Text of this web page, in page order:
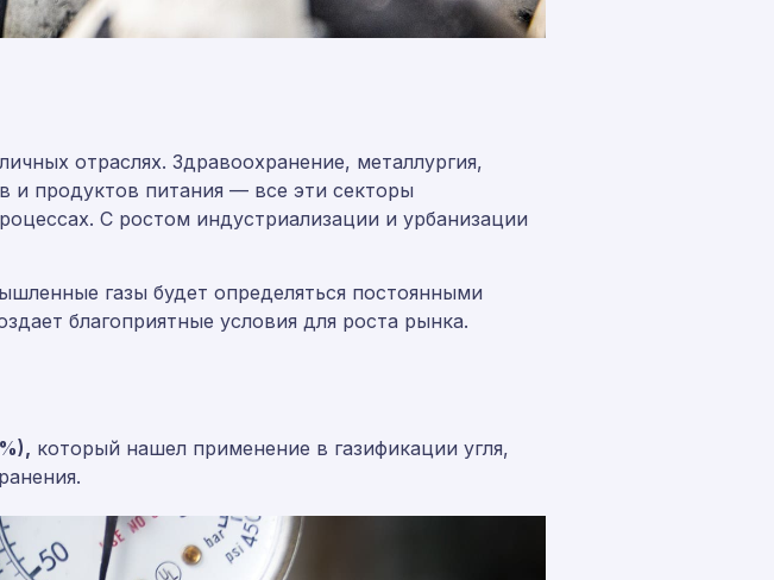
отраслях. Здравоохранение, металлургия,
продуктов питания — все эти секторы
С ростом индустриализации и урбанизации
газы будет определяться постоянными
благоприятные условия для роста рынка.
, который нашел применение в газификации угля,